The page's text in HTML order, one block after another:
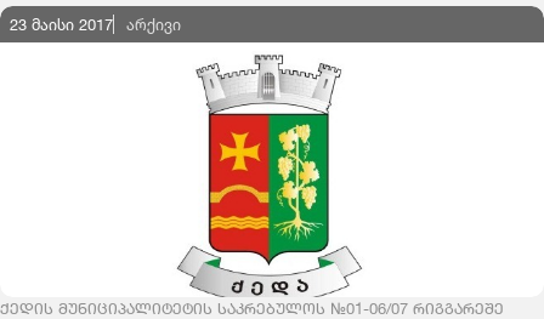
23 მაისი 2017 ᲐᲠᲥᲘᲕᲘ
ᲥᲔᲓᲘᲡ ᲛᲣᲜᲘᲪᲘᲞᲐᲚᲘᲢᲔᲢᲘᲡ ᲡᲐᲙᲠᲔᲑᲣᲚᲝᲡ №01-06/07 ᲠᲘᲒᲒᲐᲠᲔᲨᲔ